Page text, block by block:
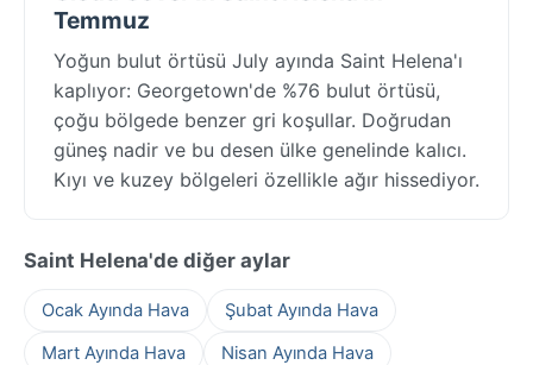
Temmuz
Yoğun bulut örtüsü July ayında Saint Helena'ı
kaplıyor: Georgetown'de %76 bulut örtüsü,
çoğu bölgede benzer gri koşullar. Doğrudan
güneş nadir ve bu desen ülke genelinde kalıcı.
Kıyı ve kuzey bölgeleri özellikle ağır hissediyor.
Saint Helena'de diğer aylar
Ocak Ayında Hava
Şubat Ayında Hava
Mart Ayında Hava
Nisan Ayında Hava